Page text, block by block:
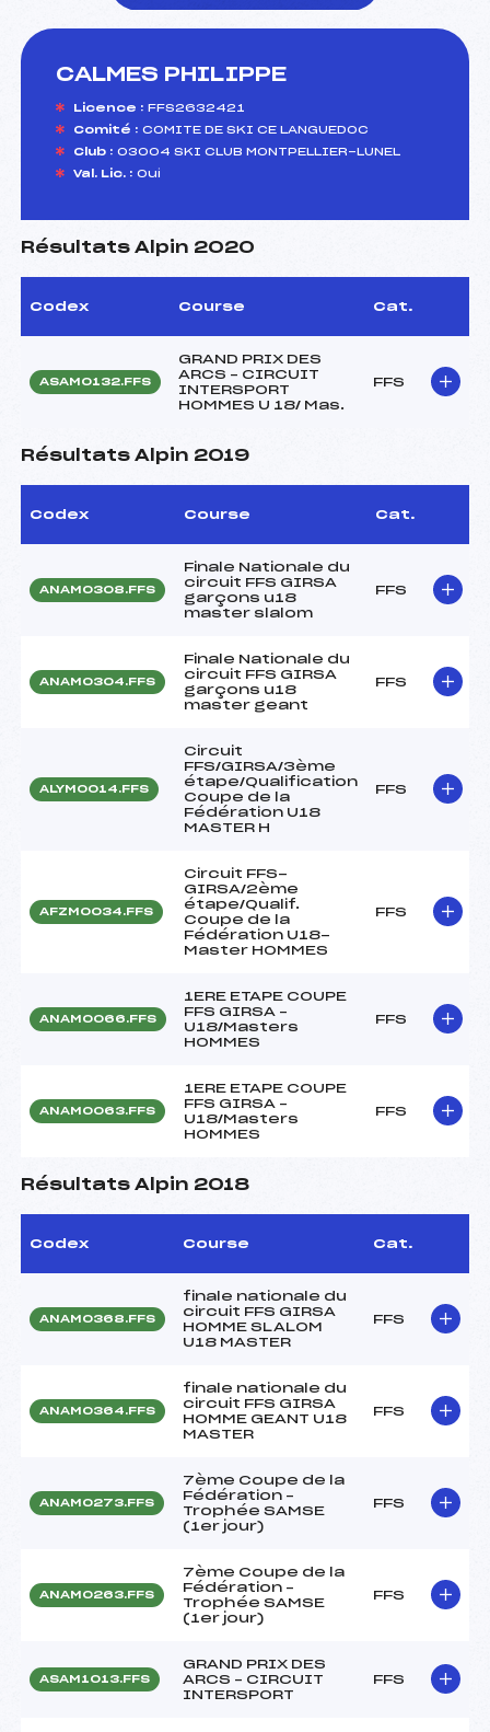
CALMES PHILIPPE
Licence : FFS2632421
Comité : COMITE DE SKI CE LANGUEDOC
Club : 03004 SKI CLUB MONTPELLIER-LUNEL
Val. Lic. : Oui
Résultats Alpin 2020
Codex Course Cat.
ASAM0132.FFS
GRAND PRIX DES
ARCS – CIRCUIT
INTERSPORT
HOMMES U 18/ Mas.
FFS
Résultats Alpin 2019
Codex Course Cat.
ANAM0308.FFS
Finale Nationale du
circuit FFS GIRSA
garçons u18
master slalom
FFS
ANAM0304.FFS
Finale Nationale du
circuit FFS GIRSA
garçons u18
master geant
FFS
ALYM0014.FFS
Circuit
FFS/GIRSA/3ème
étape/Qualification
Coupe de la
Fédération U18
MASTER H
FFS
AFZM0034.FFS
Circuit FFS-
GIRSA/2ème
étape/Qualif.
Coupe de la
Fédération U18-
Master HOMMES
FFS
ANAM0066.FFS
1ERE ETAPE COUPE
FFS GIRSA –
U18/Masters
HOMMES
FFS
ANAM0063.FFS
1ERE ETAPE COUPE
FFS GIRSA –
U18/Masters
HOMMES
FFS
Résultats Alpin 2018
Codex Course Cat.
ANAM0368.FFS
finale nationale du
circuit FFS GIRSA
HOMME SLALOM
U18 MASTER
FFS
ANAM0364.FFS
finale nationale du
circuit FFS GIRSA
HOMME GEANT U18
MASTER
FFS
ANAM0273.FFS
7ème Coupe de la
Fédération –
Trophée SAMSE
(1er jour)
FFS
ANAM0263.FFS
7ème Coupe de la
Fédération –
Trophée SAMSE
(1er jour)
FFS
ASAM1013.FFS
GRAND PRIX DES
ARCS – CIRCUIT
INTERSPORT
FFS